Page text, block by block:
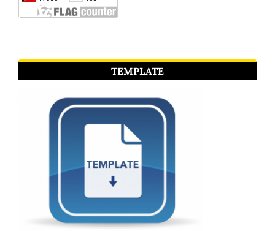
TEMPLATE